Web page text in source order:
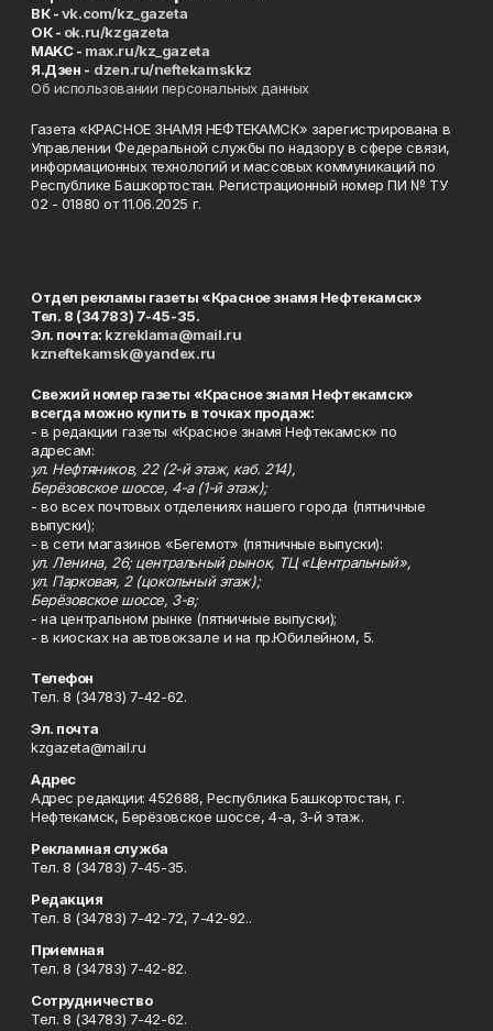
ВК -vk.com/kz_gazeta
ОК - ok.ru/kzgazeta
MAKC - max.ru/kz_gazeta
Я.Дзен - dzen.ru/neftekamskkz
Об использовании персональных данных
Газета «КРАСНОЕ ЗНАМЯ НЕФТЕКАМСК» зарегистрирована в
Управлении Федеральной службы по надзору в сфере связи,
информационных технологий и массовых коммуникаций по
Республике Башкортостан. Регистрационный номер ПИ № ТУ
02 - 01880 от 11.06.2025 г.
Отдел рекламы газеты «Красное знамя Нефтекамск»
Тел. 8 (34783) 7-45-35.
Эл. почта: kzreklama@mail.ru
kzneftekamsk@yandex.ru
Свежий номер газеты «Красное знамя Нефтекамск»
всегда можно купить в точках продаж:
- в редакции газеты «Красное знамя Нефтекамск» по
адресам:
ул. Нефтяников, 22 (2-й этаж, каб. 214),
Берёзовское шоссе, 4-а (1-й этаж);
- во всех почтовых отделениях нашего города (пятничные
выпуски);
- в сети магазинов «Бегемот» (пятничные выпуски):
ул. Ленина, 26; центральный рынок, ТЦ «Центральный»,
ул. Парковая, 2 (цокольный этаж);
Берёзовское шоссе, 3-в;
- на центральном рынке (пятничные выпуски);
- в киосках на автовокзале и на пр.Юбилейном, 5.
Телефон
Тел. 8 (34783) 7-42-62.
Эл. почта
kzgazeta@mail.ru
Адрес
Адрес редакции: 452688, Республика Башкортостан, г.
Нефтекамск, Берёзовское шоссе, 4-а, 3-й этаж.
Рекламная служба
Тел. 8 (34783) 7-45-35.
Редакция
Тел. 8 (34783) 7-42-72, 7-42-92..
Приемная
Тел. 8 (34783) 7-42-82.
Сотрудничество
Тел. 8 (34783) 7-42-62.